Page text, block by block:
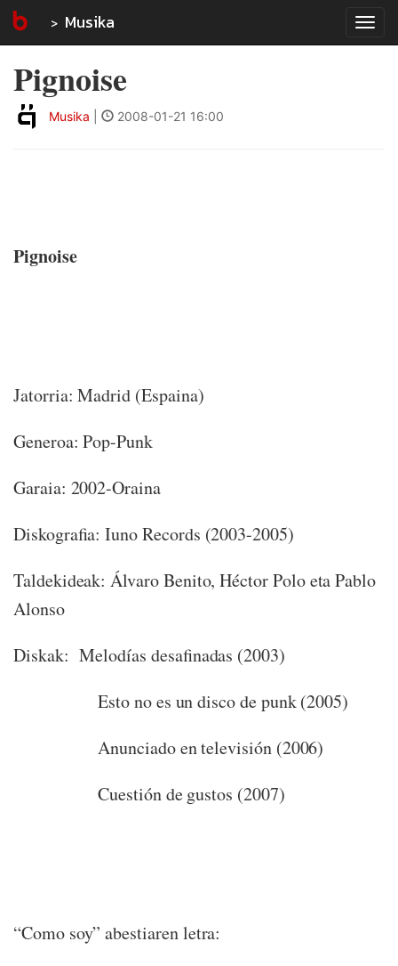
Musika
Pignoise
Musika 2008-01-21 16:00
Pignoise
Jatorria: Madrid (Espaina)
Generoa: Pop-Punk
Garaia: 2002-Oraina
Diskografia: Iuno Records (2003-2005)
Taldekideak: Álvaro Benito, Héctor Polo eta Pablo
Alonso
Diskak: Melodías desafinadas (2003)
Esto no es un disco de punk (2005)
Anunciado en televisión (2006)
Cuestión de gustos (2007)
“Como soy” abestiaren letra: